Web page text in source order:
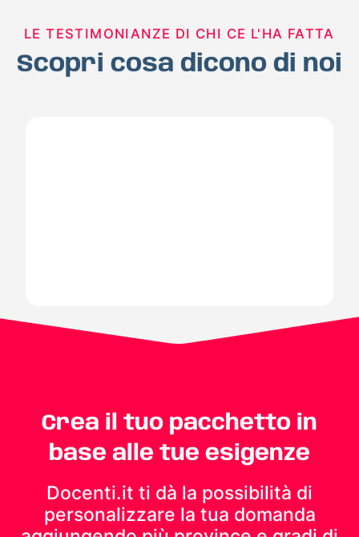
LE TESTIMONIANZE DI CHI CE L'HA FATTA
Scopri cosa dicono di noi
Crea il tuo pacchetto in
base alle tue esigenze
Docenti.it ti dà la possibilità di
personalizzare la tua domanda